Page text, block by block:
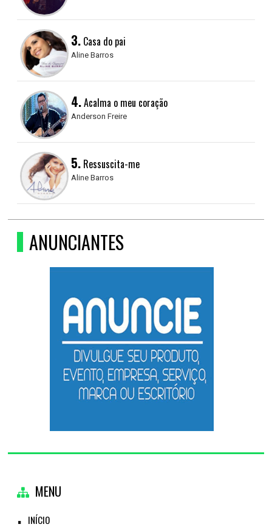
3. Casa do pai
Aline Barros
4.Acalma o meu coração
Anderson Freire
5. Ressuscita-me
Aline Barros
ANUNCIANTES
MENU
INÍCIO